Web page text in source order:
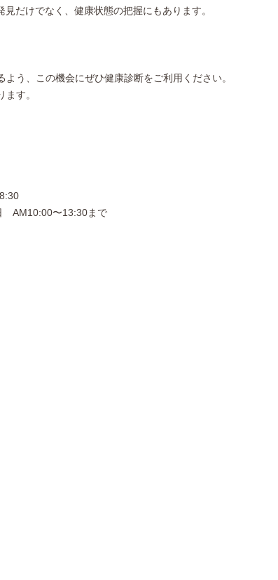
だけでなく、健康状態の把握にもあります。
う、この機会にぜひ健康診断をご利用ください。
す。
〜13:30まで